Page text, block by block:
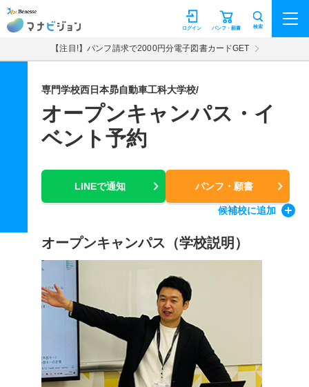
マナビジョン パンフ・願書
ログイン 検索
【注目!】パンフ請求で2000円分電子図書カードGET
専門学校西日本昴自動車工科大学校/
オープンキャンパス・イ
ベント予約
LINEで通知 パンフ・願書
候補校に追加
オープンキャンパス（学校説明）